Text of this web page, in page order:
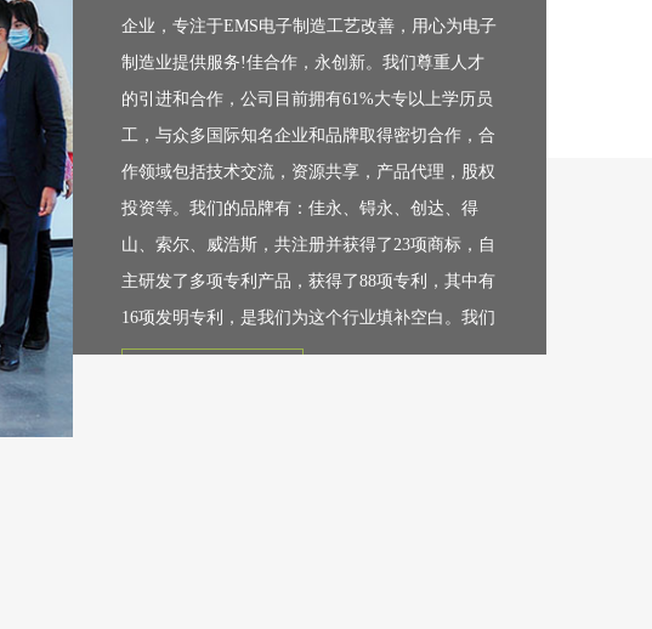
企业，专注于EMS电子制造工艺改善，用心为电子
制造业提供服务!佳合作，永创新。我们尊重人才
的引进和合作，公司目前拥有61%大专以上学历员
工，与众多国际知名企业和品牌取得密切合作，合
作领域包括技术交流，资源共享，产品代理，股权
投资等。我们的品牌有：佳永、锝永、创达、得
山、索尔、威浩斯，共注册并获得了23项商标，自
主研发了多项专利产品，获得了88项专利，其中有
16项发明专利，是我们为这个行业填补空白。我们
以“让科技解决电子制造难题”为使命，为...